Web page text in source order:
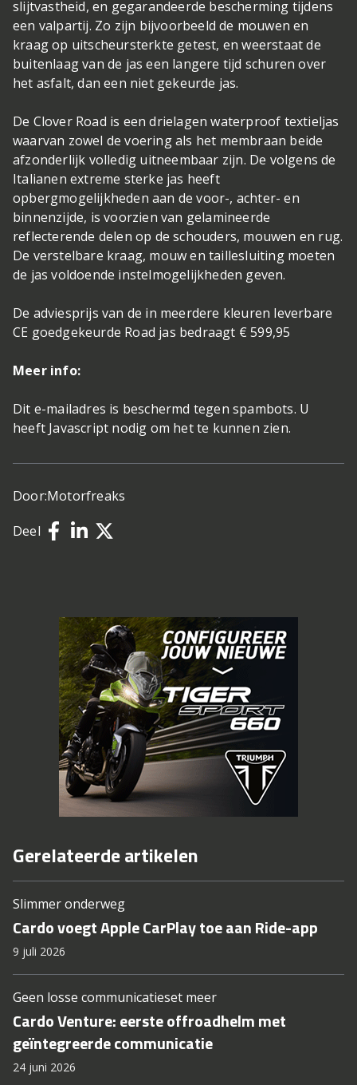
slijtvastheid, en gegarandeerde bescherming tijdens
een valpartij. Zo zijn bijvoorbeeld de mouwen en
kraag op uitscheursterkte getest, en weerstaat de
buitenlaag van de jas een langere tijd schuren over
het asfalt, dan een niet gekeurde jas.
De Clover Road is een drielagen waterproof textieljas
waarvan zowel de voering als het membraan beide
afzonderlijk volledig uitneembaar zijn. De volgens de
Italianen extreme sterke jas heeft
opbergmogelijkheden aan de voor-, achter- en
binnenzijde, is voorzien van gelamineerde
reflecterende delen op de schouders, mouwen en rug.
De verstelbare kraag, mouw en taillesluiting moeten
de jas voldoende instelmogelijkheden geven.
De adviesprijs van de in meerdere kleuren leverbare
CE goedgekeurde Road jas bedraagt € 599,95
Meer info:
Dit e-mailadres is beschermd tegen spambots. U
heeft Javascript nodig om het te kunnen zien.
Door:Motorfreaks
Deel
Gerelateerde artikelen
Slimmer onderweg
Cardo voegt Apple CarPlay toe aan Ride-app
9 juli 2026
Geen losse communicatieset meer
Cardo Venture: eerste offroadhelm met
geïntegreerde communicatie
24 juni 2026